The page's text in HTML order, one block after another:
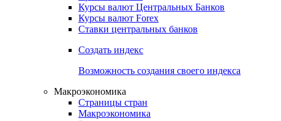
Индикаторы рынка
Поиск индексов
Криптовалюты
Курсы валют Центральных Банков
Курсы валют Forex
Ставки центральных банков
Создать индекс
Возможность создания своего индекса